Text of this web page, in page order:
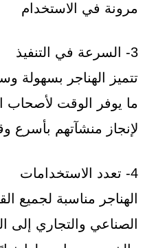
مرونة في الاستخدام
3- السرعة في التنفيذ
تتميز الهناجر بسهولة
ما يوفر الوقت لأصحاب
لإنجاز منشآتهم
4- تعدد الاستخدامات
الهناجر مناسبة لجميع
الصناعي والتجاري إلى